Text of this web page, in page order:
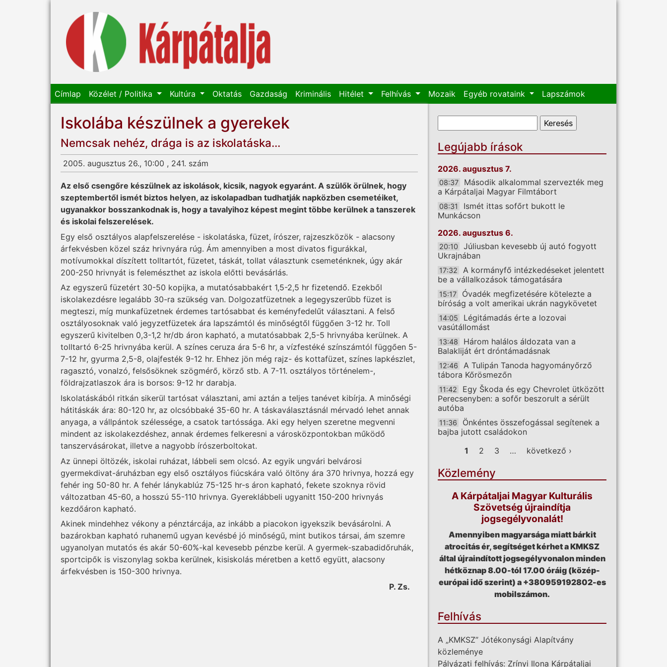
Címlap Közélet / Politika Kultúra Oktatás Gazdaság Kriminális Hitélet Felhívás Mozaik Egyéb rovataink Lapszámok
Iskolába készülnek a gyerekek
Nemcsak nehéz, drága is az iskolatáska...
2005. augusztus 26., 10:00 , 241. szám
Az első csengőre készülnek az iskolások, kicsik, nagyok egyaránt. A szülők örülnek, hogy
szeptembertől ismét biztos helyen, az iskolapadban tudhatják napközben csemetéiket,
ugyanakkor bosszankodnak is, hogy a tavalyihoz képest megint többe kerülnek a tanszerek
és iskolai felszerelések.
Egy első osztályos alapfelszerelése - iskolatáska, füzet, írószer, rajzeszközök - alacsony
árfekvésben közel száz hrivnyára rúg. Ám amennyiben a most divatos figurákkal,
motívumokkal díszített tolltartót, füzetet, táskát, tollat választunk csemeténknek, úgy akár
200-250 hrivnyát is felemészthet az iskola előtti bevásárlás.
Az egyszerű füzetért 30-50 kopijka, a mutatósabbakért 1,5-2,5 hr fizetendő. Ezekből
iskolakezdésre legalább 30-ra szükség van. Dolgozatfüzetnek a legegyszerűbb füzet is
megteszi, míg munkafüzetnek érdemes tartósabbat és keményfedelűt választani. A felső
osztályosoknak való jegyzetfüzetek ára lapszámtól és minőségtől függően 3-12 hr. Toll
egyszerű kivitelben 0,3-1,2 hr/db áron kapható, a mutatósabbak 2,5-5 hrivnyába kerülnek. A
tolltartó 6-25 hrivnyába kerül. A színes ceruza ára 5-6 hr, a vízfestéké színszámtól függően 5-
7-12 hr, gyurma 2,5-8, olajfesték 9-12 hr. Ehhez jön még rajz- és kottafüzet, színes lapkészlet,
ragasztó, vonalzó, felsősöknek szögmérő, körző stb. A 7-11. osztályos történelem-,
földrajzatlaszok ára is borsos: 9-12 hr darabja.
Iskolatáskából ritkán sikerül tartósat választani, ami aztán a teljes tanévet kibírja. A minőségi
hátitáskák ára: 80-120 hr, az olcsóbbaké 35-60 hr. A táskaválasztásnál mérvadó lehet annak
anyaga, a vállpántok szélessége, a csatok tartóssága. Aki egy helyen szeretne megvenni
mindent az iskolakezdéshez, annak érdemes felkeresni a városközpontokban működő
tanszervásárokat, illetve a nagyobb írószerboltokat.
Az ünnepi öltözék, iskolai ruházat, lábbeli sem olcsó. Az egyik ungvári belvárosi
gyermekdivat-áruházban egy első osztályos fiúcskára való öltöny ára 370 hrivnya, hozzá egy
fehér ing 50-80 hr. A fehér lánykablúz 75-125 hr-s áron kapható, fekete szoknya rövid
változatban 45-60, a hosszú 55-110 hrivnya. Gyereklábbeli ugyanitt 150-200 hrivnyás
kezdőáron kapható.
Akinek mindehhez vékony a pénztárcája, az inkább a piacokon igyekszik bevásárolni. A
bazárokban kapható ruhanemű ugyan kevésbé jó minőségű, mint butikos társai, ám szemre
ugyanolyan mutatós és akár 50-60%-kal kevesebb pénzbe kerül. A gyermek-szabadidőruhák,
sportcipők is viszonylag sokba kerülnek, kisiskolás méretben a kettő együtt, alacsony
árfekvésben is 150-300 hrivnya.
P. Zs.
Keresés űrlap
Legújabb írások
2026. augusztus 7.
08:37
Második alkalommal szervezték meg
a Kárpátaljai Magyar Filmtábort
08:31
Ismét ittas sofőrt bukott le
Munkácson
2026. augusztus 6.
20:10
Júliusban kevesebb új autó fogyott
Ukrajnában
17:32
A kormányfő intézkedéseket jelentett
be a vállalkozások támogatására
15:17
Óvadék megfizetésére kötelezte a
bíróság a volt amerikai ukrán nagykövetet
14:05
Légitámadás érte a lozovai
vasútállomást
13:48
Három halálos áldozata van a
Balakliját ért dróntámadásnak
12:46
A Tulipán Tanoda hagyományőrző
tábora Kőrösmezőn
11:42
Egy Škoda és egy Chevrolet ütközött
Perecsenyben: a sofőr beszorult a sérült
autóba
11:36
Önkéntes összefogással segítenek a
bajba jutott családokon
Oldalak
1 2 3 … következő ›
Közlemény
A Kárpátaljai Magyar Kulturális
Szövetség újraindítja
jogsegélyvonalát!
Amennyiben magyarsága miatt bárkit
atrocitás ér, segítséget kérhet a KMKSZ
által újraindított jogsegélyvonalon minden
hétköznap 8.00-tól 17.00 óráig (közép-
európai idő szerint) a +380959192802-es
mobilszámon.
Felhívás
A „KMKSZ” Jótékonysági Alapítvány
közleménye
Pályázati felhívás: Zrínyi Ilona Kárpátaljai